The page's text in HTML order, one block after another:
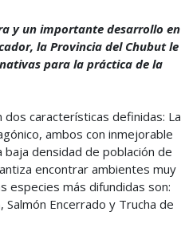
y un importante desarrollo en
la Provincia del Chubut le
para la práctica de la
características definidas: La
ambos con inmejorable
densidad de población de
encontrar ambientes muy
especies más difundidas son:
Encerrado y Trucha de